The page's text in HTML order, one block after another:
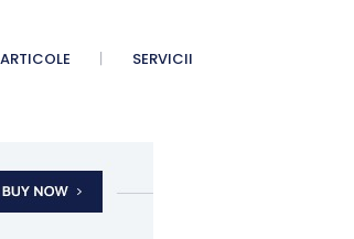
ARTICOLE SERVICII